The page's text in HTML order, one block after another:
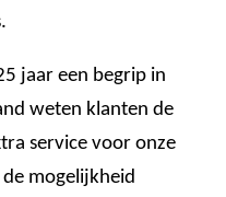
jaar een begrip in
weten klanten de
service voor onze
mogelijkheid